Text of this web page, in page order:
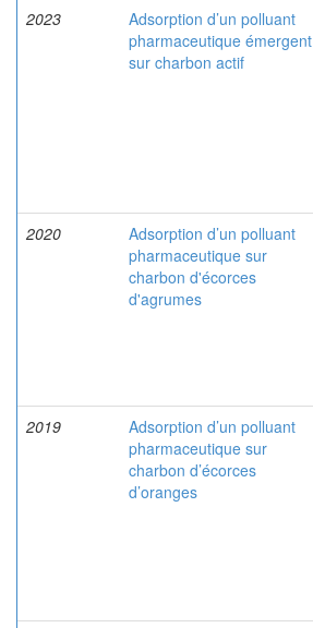
2023
Adsorption d’un polluant
pharmaceutique émergent
sur charbon actif
2020
Adsorption d’un polluant
pharmaceutique sur
charbon d'écorces
d'agrumes
2019
Adsorption d’un polluant
pharmaceutique sur
charbon d’écorces
d’oranges